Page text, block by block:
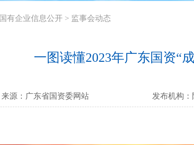
国有企业信息公开 > 监事会动态
一图读懂2023年广东国资“
来源： 广东省国资委网站 发布机构：